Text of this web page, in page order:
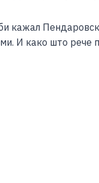
кажал
И како што рече